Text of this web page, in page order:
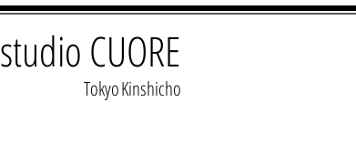
studio CUORE
​Tokyo​Kinshicho